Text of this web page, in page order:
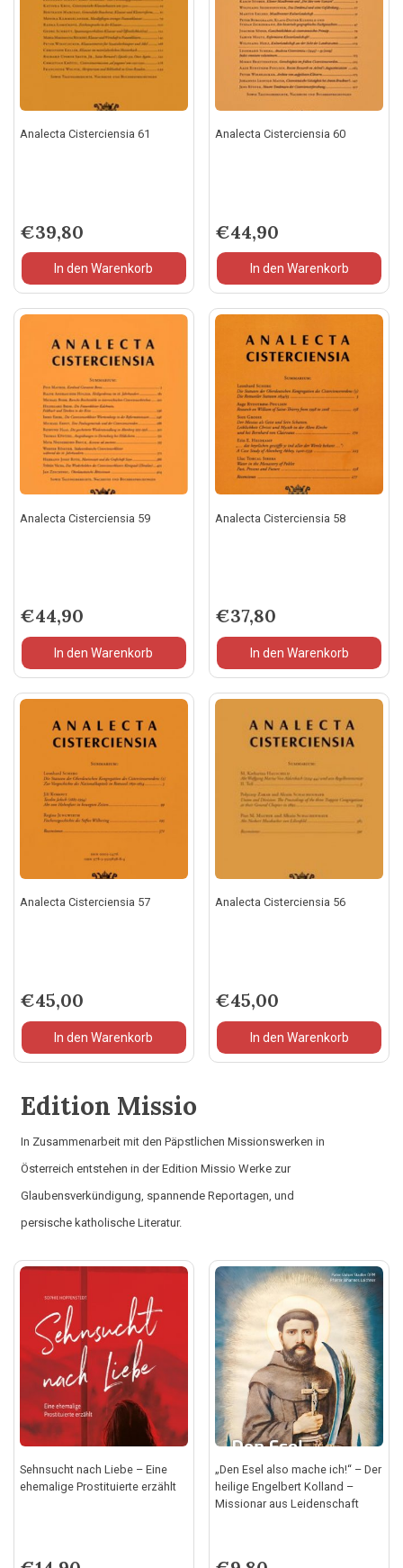
Analecta Cisterciensia 61
€39,80
In den Warenkorb
Analecta Cisterciensia 60
€44,90
In den Warenkorb
Analecta Cisterciensia 59
€44,90
In den Warenkorb
Analecta Cisterciensia 58
€37,80
In den Warenkorb
Analecta Cisterciensia 57
€45,00
In den Warenkorb
Analecta Cisterciensia 56
€45,00
In den Warenkorb
Edition Missio
In Zusammenarbeit mit den Päpstlichen Missionswerken in
Österreich entstehen in der Edition Missio Werke zur
Glaubensverkündigung, spannende Reportagen, und
persische katholische Literatur.
Sehnsucht nach Liebe – Eine
ehemalige Prostituierte erzählt
„Den Esel also mache ich!“ – Der
heilige Engelbert Kolland –
Missionar aus Leidenschaft